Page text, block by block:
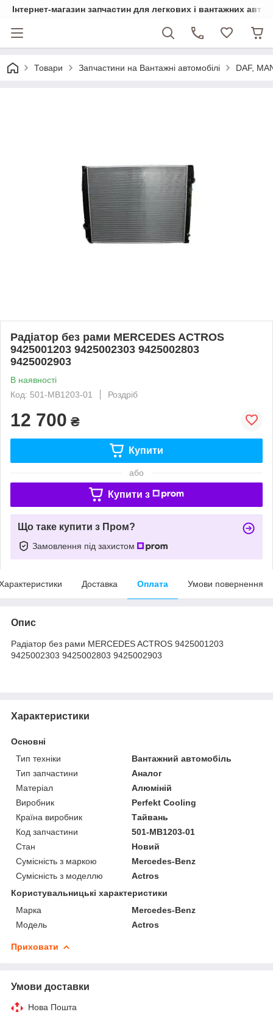
Інтернет-магазин запчастин для легкових і вантажних
Товари Запчастини на Вантажні автомобілі DAF,
Радіатор без рами MERCEDES ACTROS
9425001203 9425002303 9425002803
9425002903
В наявності
Код: 501-MB1203-01
Роздріб
12 700 ₴
Купити
або
Купити з
Що таке купити з Пром?
Замовлення під захистом
Доставка Оплата Умови повернення
Опис
Радіатор без рами MERCEDES ACTROS 9425001203
9425002303 9425002803 9425002903
Характеристики
Основні
Тип техніки
Вантажний автомобіль
Тип запчастини
Аналог
Матеріал
Алюміній
Виробник
Perfekt Cooling
Країна виробник
Тайвань
Код запчастини
501-MB1203-01
Стан
Новий
Сумісність з маркою
Mercedes-Benz
Сумісність з моделлю
Actros
Користувальницькі характеристики
Марка
Mercedes-Benz
Модель
Actros
Приховати
Умови доставки
Нова Пошта